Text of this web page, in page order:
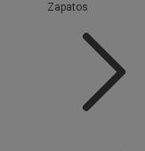
Zapatos